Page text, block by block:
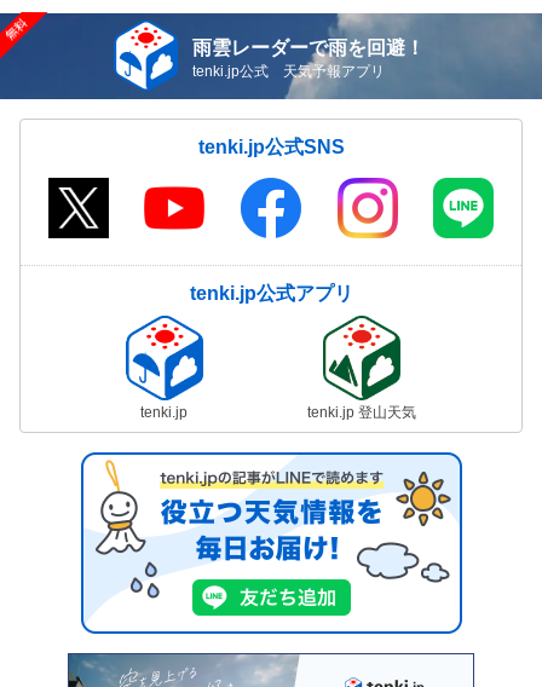
雨雲レーダーで雨を回避！
tenki.jp公式 天気予報アプリ
tenki.jp公式SNS
tenki.jp公式アプリ
tenki.jp tenki.jp 登山天気